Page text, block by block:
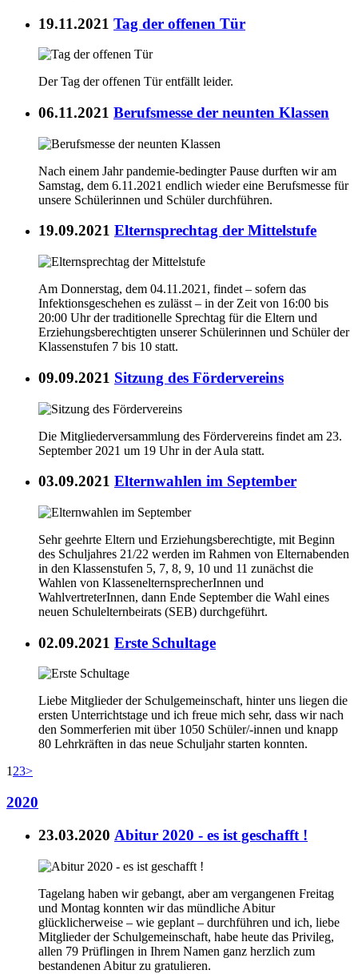
19.11.2021 Tag der offenen Tür
Der Tag der offenen Tür entfällt leider.
06.11.2021 Berufsmesse der neunten Klassen
Nach einem Jahr pandemie-bedingter Pause durften wir am
Samstag, dem 6.11.2021 endlich wieder eine Berufsmesse für
unsere Schülerinnen und Schüler durchführen.
19.09.2021 Elternsprechtag der Mittelstufe
Am Donnerstag, dem 04.11.2021, findet – sofern das
Infektionsgeschehen es zulässt – in der Zeit von 16:00 bis
20:00 Uhr der traditionelle Sprechtag für die Eltern und
Erziehungsberechtigten unserer Schülerinnen und Schüler der
Klassenstufen 7 bis 10 statt.
09.09.2021 Sitzung des Fördervereins
Die Mitgliederversammlung des Fördervereins findet am 23.
September 2021 um 19 Uhr in der Aula statt.
03.09.2021 Elternwahlen im September
Sehr geehrte Eltern und Erziehungsberechtigte, mit Beginn
des Schuljahres 21/22 werden im Rahmen von Elternabenden
in den Klassenstufen 5, 7, 8, 9, 10 und 11 zunächst die
Wahlen von KlassenelternsprecherInnen und
WahlvertreterInnen, dann Ende September die Wahl eines
neuen Schulelternbeirats (SEB) durchgeführt.
02.09.2021 Erste Schultage
Liebe Mitglieder der Schulgemeinschaft, hinter uns liegen die
ersten Unterrichtstage und ich freue mich sehr, dass wir nach
den Sommerferien mit über 1050 Schüler/-innen und knapp
80 Lehrkräften in das neue Schuljahr starten konnten.
123>
2020
23.03.2020 Abitur 2020 - es ist geschafft !
Tagelang haben wir gebangt, aber am vergangenen Freitag
und Montag konnten wir das mündliche Abitur
glücklicherweise – wie geplant – durchführen und ich, liebe
Mitglieder der Schulgemeinschaft, habe heute das Privileg,
allen 79 Prüflingen in Ihrem Namen ganz herzlich zum
bestandenen Abitur zu gratulieren.